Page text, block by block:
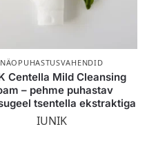
NÄOPUHASTUSVAHENDID
Centella Mild Cleansing
– pehme puhastav
tsentella ekstraktiga
IUNIK